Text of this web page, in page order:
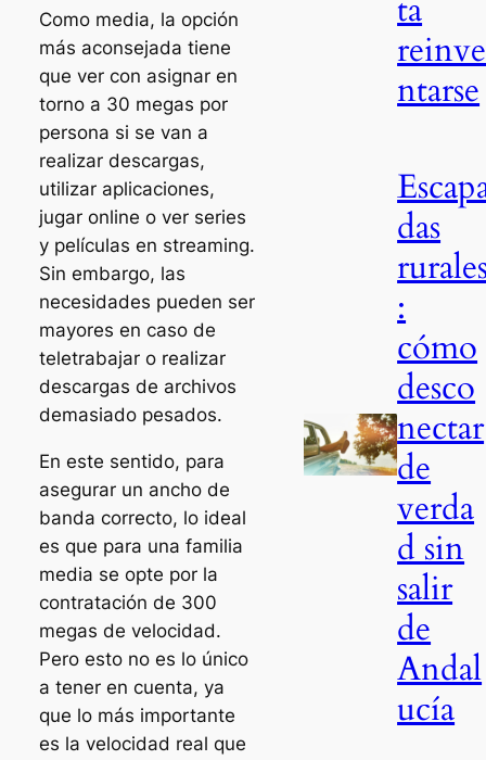
Como media, la opción
más aconsejada tiene
que ver con asignar en
torno a 30 megas por
persona si se van a
realizar descargas,
utilizar aplicaciones,
jugar online o ver series
y películas en streaming.
Sin embargo, las
necesidades pueden ser
mayores en caso de
teletrabajar o realizar
descargas de archivos
demasiado pesados.
En este sentido, para
asegurar un ancho de
banda correcto, lo ideal
es que para una familia
media se opte por la
contratación de 300
megas de velocidad.
Pero esto no es lo único
a tener en cuenta, ya
que lo más importante
es la velocidad real que
ta
reinve
ntarse
das
:
cómo
desco
nectar
de
verda
d sin
salir
de
Andal
ucía